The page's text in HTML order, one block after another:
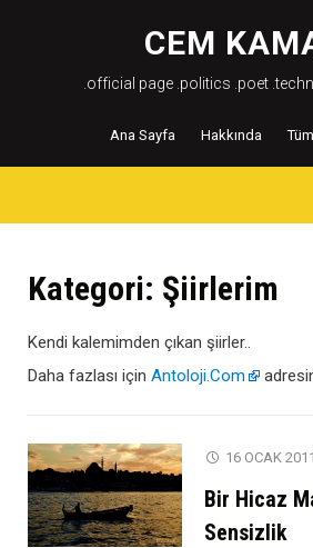
content
CEM
.official page .politics .poet
Ana Sayfa Hakkında
Kategori: Şiirlerim
Kendi kalemimden çıkan şiirler..
Daha fazlası için Antoloji.Com
16 OCAK 2011
Bir Hicaz
Sensizlik